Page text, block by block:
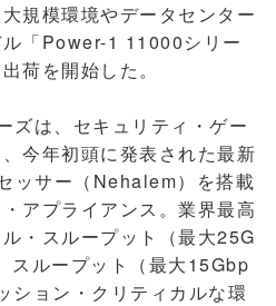
規模環境やデータセンター
「Power-1 11000シリー
荷を開始した。
は、セキュリティ・ゲー
今年初頭に発表された最新
ッサー（Nehalem）を搭載
アプライアンス。業界最高
・スループット（最大25G
スループット（最大15Gbp
ション・クリティカルな環